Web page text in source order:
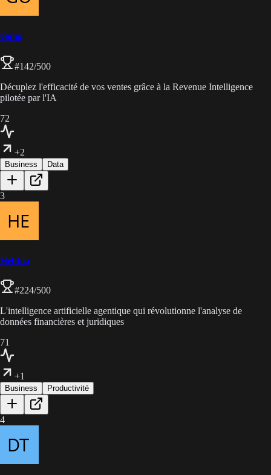
Gong
#142/500
Décuplez l'efficacité de vos ventes grâce à la Revenue Intelligence
pilotée par l'IA
72
+2
Business Data
3
Hebbia
#224/500
L'intelligence artificielle agentique qui révolutionne l'analyse de
données financières et juridiques
71
+1
Business Productivité
4